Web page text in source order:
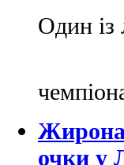
Один із
Жирона
очки у